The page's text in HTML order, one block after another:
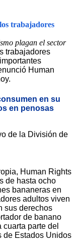
trabajadores
plagan el sector
trabajadores
Human
en su
en penosas
de la División de
Human Rights
de hasta ocho
bananeras en
adultos viven
sus derechos
de banano
parte del
de Estados Unidos